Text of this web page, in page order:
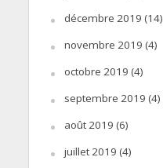
décembre 2019 (14)
novembre 2019 (4)
octobre 2019 (4)
septembre 2019 (4)
août 2019 (6)
juillet 2019 (4)